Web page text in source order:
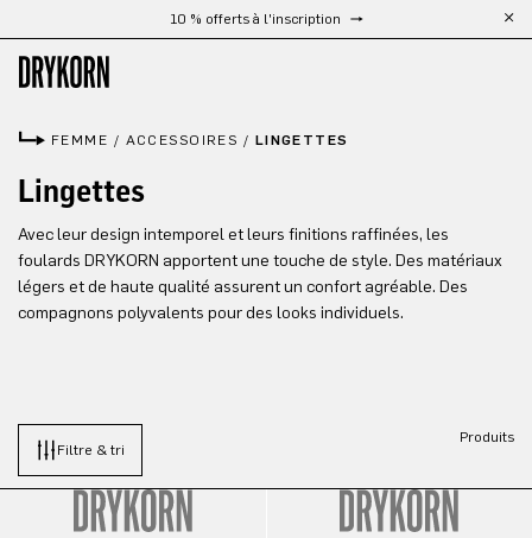
Passer au contenu principal10 % offerts à l'inscription
FEMME / ACCESSOIRES / LINGETTES
Lingettes
Avec leur design intemporel et leurs finitions raffinées, les
foulards DRYKORN apportent une touche de style. Des matériaux
légers et de haute qualité assurent un confort agréable. Des
compagnons polyvalents pour des looks individuels.
Filtre & tri
Produits